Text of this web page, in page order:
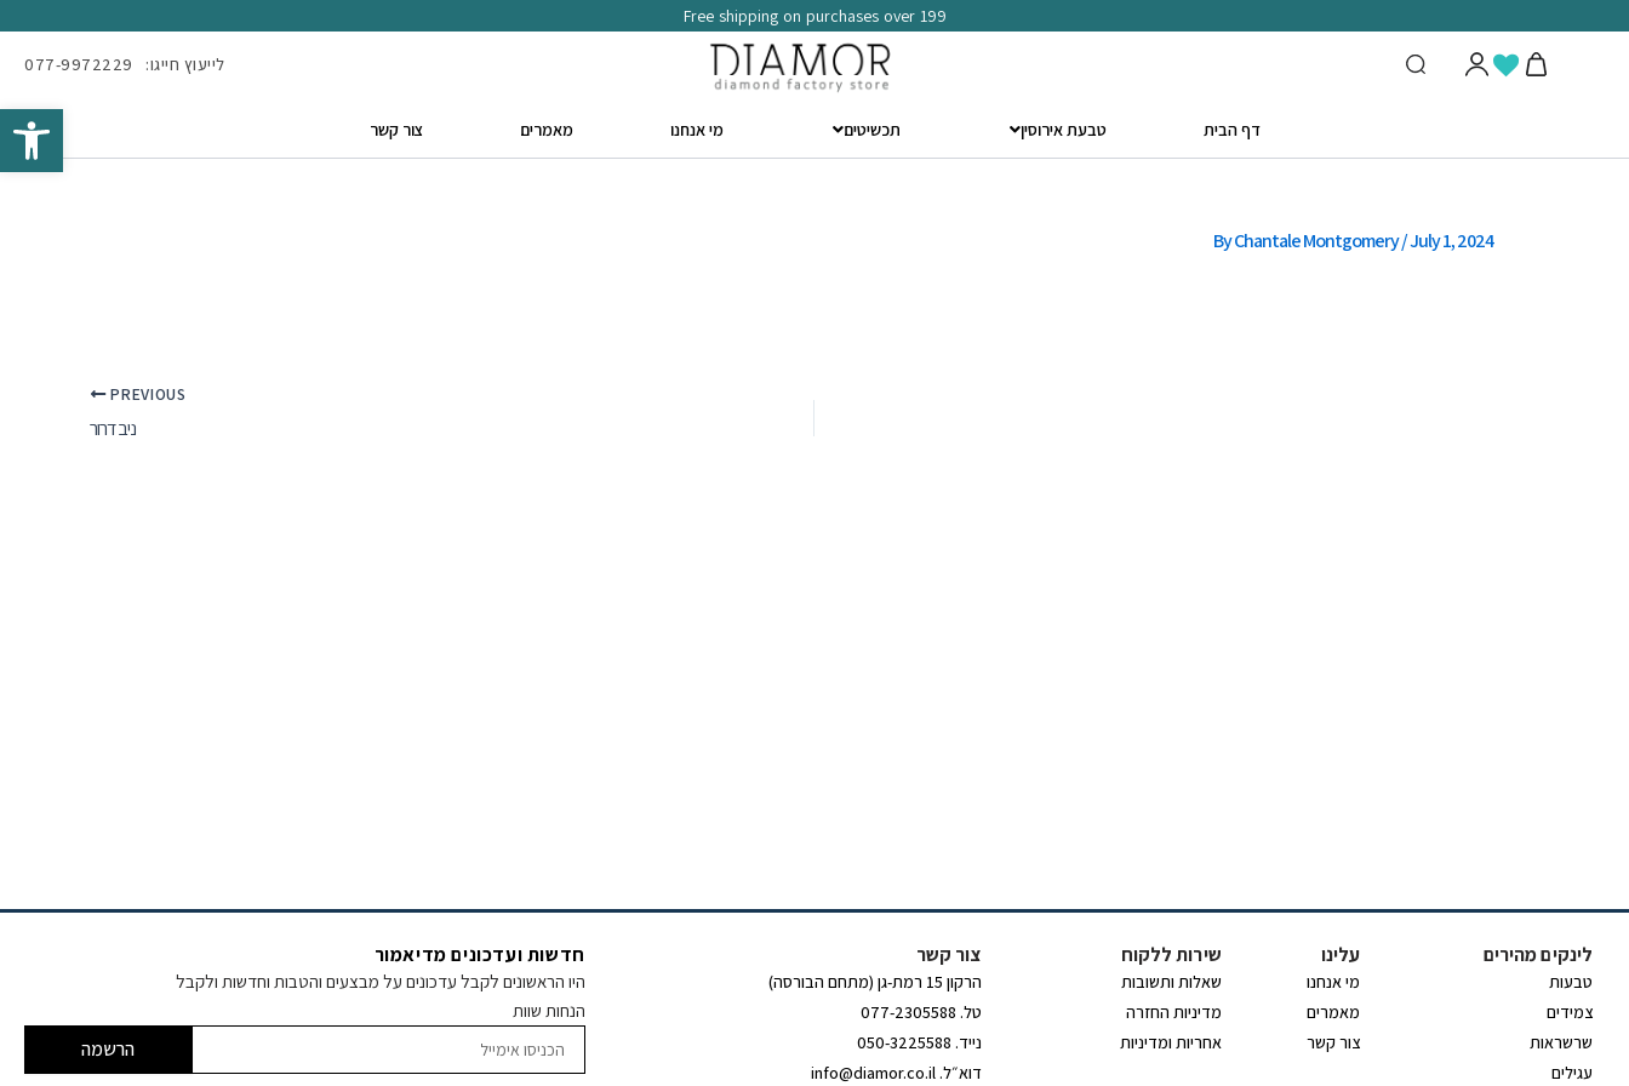
Open toolbar
Free shipping on purchases over 199
לייעוץ חייגו: 077-9972229
צור קשר מאמרים מי אנחנו תכשיטים טבעת אירוסין דף הבית
ByChantale Montgomery/July 1, 2024
PREVIOUS
ניב דרור
חדשות ועדכונים מדיאמור
היו הראשונים לקבל עדכונים על מבצעים והטבות וחדשות ולקבל
הנחות שוות
הרשמה
צור קשר
הרקון 15 רמת-גן (מתחם הבורסה)
טל. 077-2305588
נייד. 050-3225588
דוא״ל. info@diamor.co.il
שירות ללקוח
שאלות ותשובות
מדיניות החזרה
אחריות ומדיניות
עלינו
מי אנחנו
מאמרים
צור קשר
לינקים מהירים
טבעות
צמידים
שרשראות
עגילים